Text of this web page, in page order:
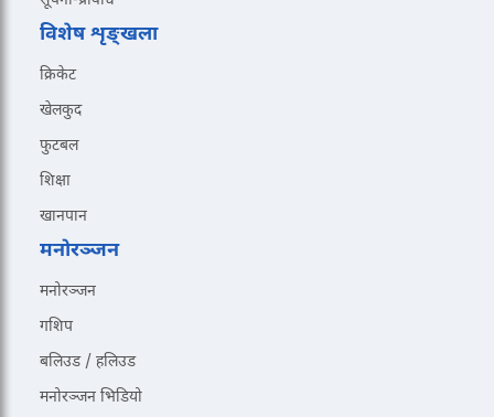
विशेष शृङ्खला
क्रिकेट
खेलकुद
फुटबल
शिक्षा
खानपान
मनोरञ्जन
मनोरञ्जन
गशिप
बलिउड / हलिउड
मनोरञ्जन भिडियो